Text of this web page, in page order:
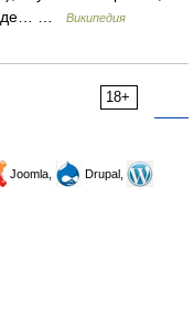
…
Википедия
18+
Joomla,
Drupal,